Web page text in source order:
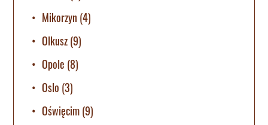
Mikorzyn (4)
Olkusz(9)
Opole (8)
Oslo (3)
Oświęcim(9)